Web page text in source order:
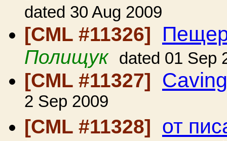
dated 30 Aug 2009
[CML #11326]
Полищук dated 01 Sep
[CML #11327]
2 Sep 2009
[CML #11328] от